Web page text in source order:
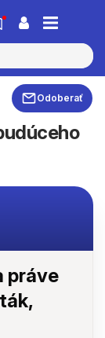
Odoberať
práve